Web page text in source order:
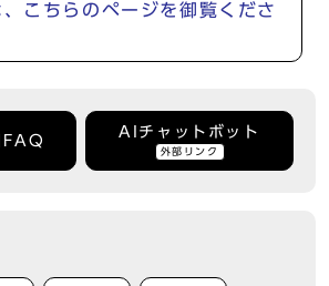
、こちらのページを御覧くださ
FAQ
AIチャットボット
外部リンク